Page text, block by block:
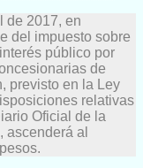
de 2017, en
del impuesto sobre
público por
de
previsto en la Ley
relativas
Oficial de la
ascenderá al